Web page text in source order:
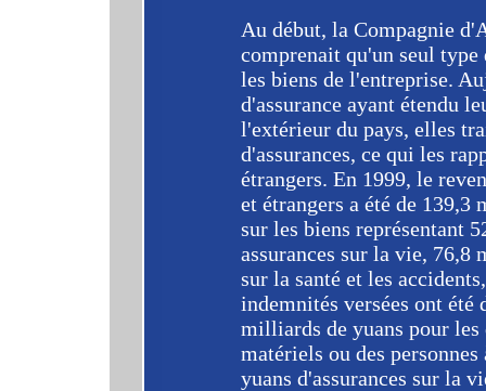
Au début, la Compagnie
comprenait qu'un seul type
les biens de l'entreprise.
d'assurance ayant étendu
l'extérieur du pays, elles
d'assurances, ce qui les
étrangers. En 1999, le
et étrangers a été de 139,3
sur les biens représentant
assurances sur la vie, 76,8
sur la santé et les
indemnités versées ont
milliards de yuans pour les
matériels ou des
yuans d'assurances sur la